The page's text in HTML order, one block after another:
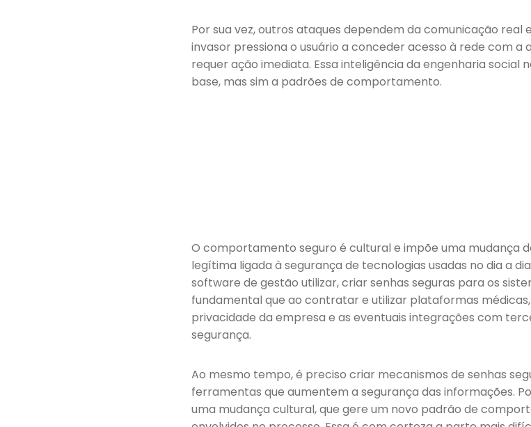
Por sua vez, outros ataques dependem da comunicação real
invasor pressiona o usuário a conceder acesso à rede com a
requer ação imediata. Essa inteligência da engenharia social
base, mas sim a padrões de comportamento.